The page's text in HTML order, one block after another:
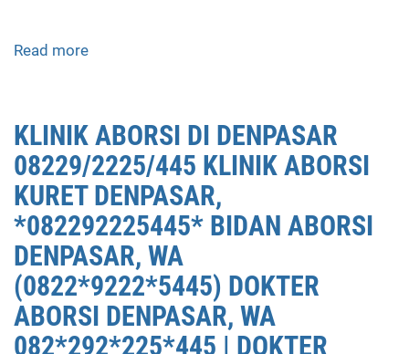
Read more
ABORSI
DI
DENPASAR
08229/2225/445
KLINIK
JUAL
OBAT
ABORSI
KURET
DENPASAR,
KLINIK ABORSI DI DENPASAR
08229/2225/445 KLINIK ABORSI
KURET DENPASAR,
*082292225445* BIDAN ABORSI
DENPASAR, WA
(0822*9222*5445) DOKTER
ABORSI DENPASAR, WA
082*292*225*445 | DOKTER